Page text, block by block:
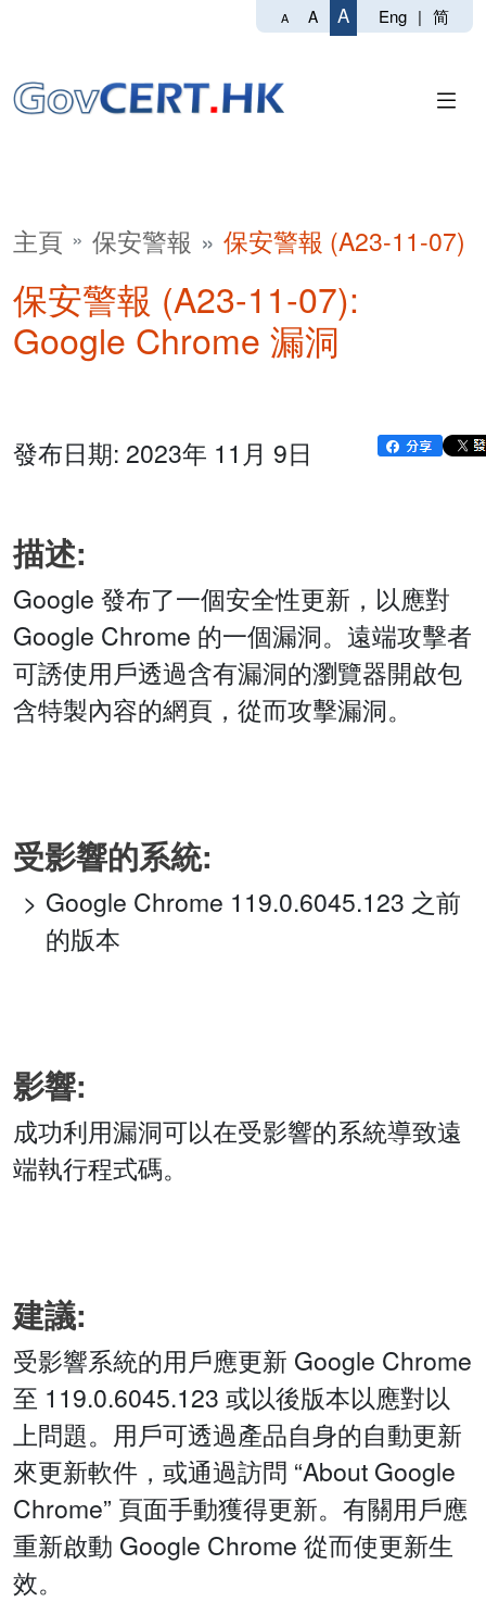
A A A Eng | 简
主頁 保安警報 保安警報 (A23-11-07)
保安警報 (A23-11-07):
Google Chrome 漏洞
發布日期: 2023年 11月 9日
描述:
Google 發布了一個安全性更新，以應對
Google Chrome 的一個漏洞。遠端攻擊者
可誘使用戶透過含有漏洞的瀏覽器開啟包
含特製內容的網頁，從而攻擊漏洞。
受影響的系統:
Google Chrome 119.0.6045.123 之前
的版本
影響:
成功利用漏洞可以在受影響的系統導致遠
端執行程式碼。
建議:
受影響系統的用戶應更新 Google Chrome
至 119.0.6045.123 或以後版本以應對以
上問題。用戶可透過產品自身的自動更新
來更新軟件，或通過訪問 “About Google
Chrome” 頁面手動獲得更新。有關用戶應
重新啟動 Google Chrome 從而使更新生
效。